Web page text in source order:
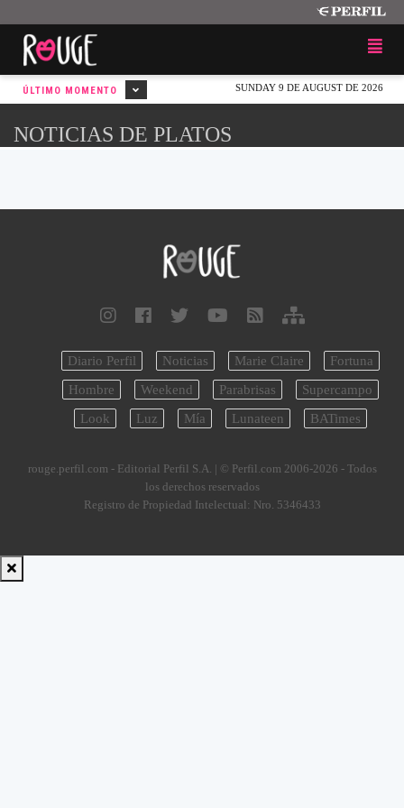
SUNDAY 9 DE AUGUST DE 2026
ÚLTIMO MOMENTO
NOTICIAS DE PLATOS
Diario Perfil Noticias Marie Claire
Fortuna
Hombre
Weekend Parabrisas
Supercampo
Look
Luz Mía Lunateen BATimes
rouge.perfil.com - Editorial Perfil S.A. | © Perfil.com 2006-2026 - Todos
los derechos reservados
Registro de Propiedad Intelectual: Nro. 5346433